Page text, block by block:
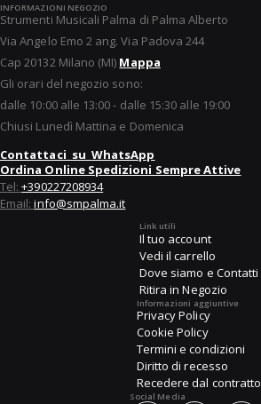
INFORMAZIONI NEGOZIO
Strumenti Musicali Palma di Palma Alberto
Via Angelo Emo 2 ang. Via Padova 244
Cap 20132 Milano (MI) Mappa
Gli orari del negozio sono:
dalle 10:00 alle 13:00 - dalle 15:30 alle 19:00
Chiusi Lunedì Mattina e Domenica
Contattaci su WhatsApp
Ordina Online Spedizioni Sempre Attive
Tel:+390227208934
Email:info@smpalma.it
Link utili
Il tuo account
Vedi il carrello
Dove siamo e Contatti
Ritira in Negozio
Informazioni aggiuntive
Privacy Policy
Cookie Policy
Termini e condizioni
Diritto di recesso
Recedere dal contratto
Social Media